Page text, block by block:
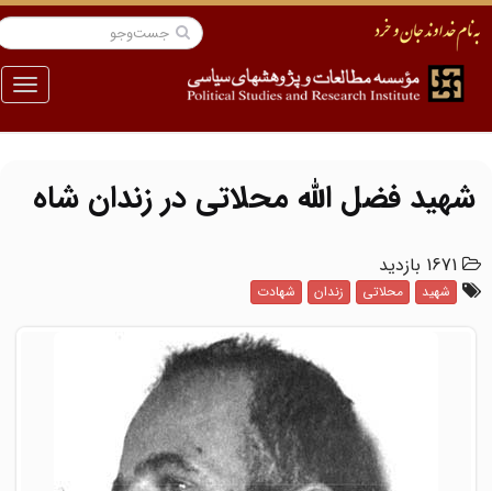
منو
شهید فضل الله محلاتی در زندان شاه
1671 بازدید
شهید محلاتی زندان شهادت